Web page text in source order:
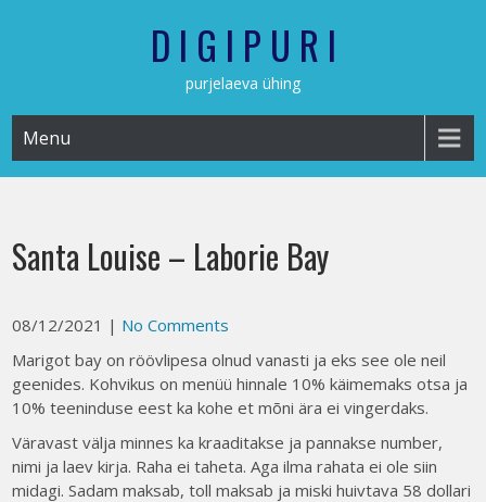
D I G I P U R I
purjelaeva ühing
Menu
Santa Louise – Laborie Bay
08/12/2021 | No Comments
Marigot bay on röövlipesa olnud vanasti ja eks see ole neil
geenides. Kohvikus on menüü hinnale 10% käimemaks otsa ja
10% teeninduse eest ka kohe et mõni ära ei vingerdaks.
Väravast välja minnes ka kraaditakse ja pannakse number,
nimi ja laev kirja. Raha ei taheta. Aga ilma rahata ei ole siin
midagi. Sadam maksab, toll maksab ja miski huivtava 58 dollari